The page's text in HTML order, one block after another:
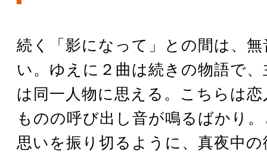
続く「影になって」との間は、
い。ゆえに２曲は続きの物語で
は同一人物に思える。こちらは
ものの呼び出し音が鳴るばかり
思いを振り切るように、真夜中